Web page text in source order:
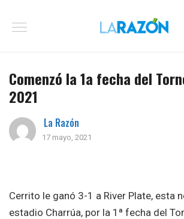
Comenzó la 1a fecha del
2021
La Razón
17 mayo, 2021
Cerrito le ganó 3-1 a River Plate, esta
estadio Charrúa, por la 1ª fecha del